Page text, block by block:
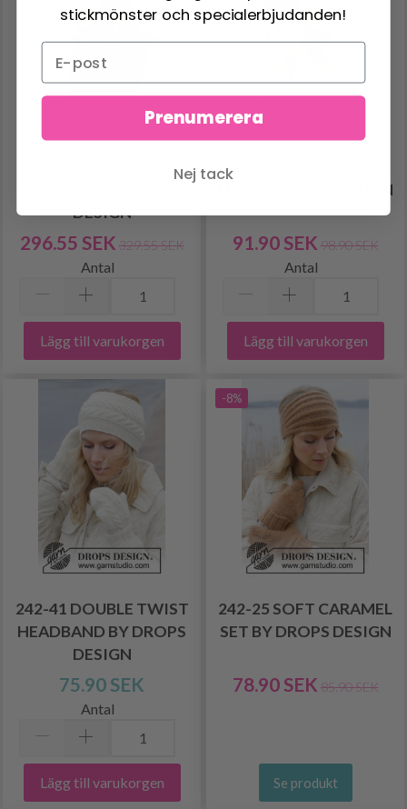
DESIGN
296.55 SEK 329.55 SEK
Antal
Lägg till varukorgen
242-31 HOT COCOA
HAT BY DROPS DESIGN
91.90 SEK 98.90 SEK
Antal
Lägg till varukorgen
242-41 DOUBLE TWIST
HEADBAND BY DROPS
DESIGN
75.90 SEK
Antal
Lägg till varukorgen
-8%
242-25 SOFT CARAMEL
SET BY DROPS DESIGN
78.90 SEK 85.90 SEK
Se produkt
stickmönster och specialerbjudanden!
Prenumerera
Nej tack